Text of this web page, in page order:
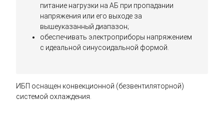
питание нагрузки на АБ при пропадании
напряжения или его выходе за
вышеуказанный диапазон;
обеспечивать электроприборы напряжением
с идеальной синусоидальной формой.
ИБП оснащен конвекционной (безвентиляторной)
системой охлаждения.